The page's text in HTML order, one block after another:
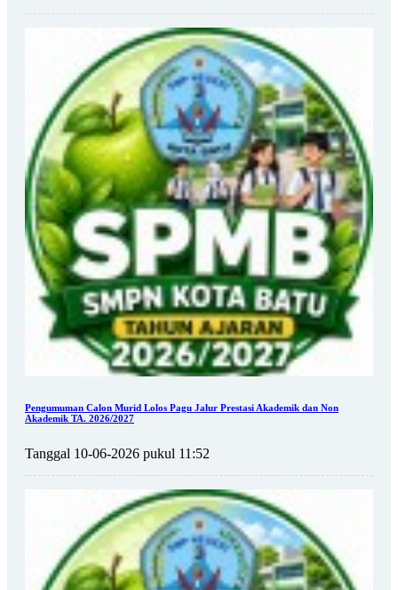
Pengumuman Calon Murid Lolos Pagu Jalur Prestasi Akademik dan Non
Akademik TA. 2026/2027
Tanggal 10-06-2026 pukul 11:52